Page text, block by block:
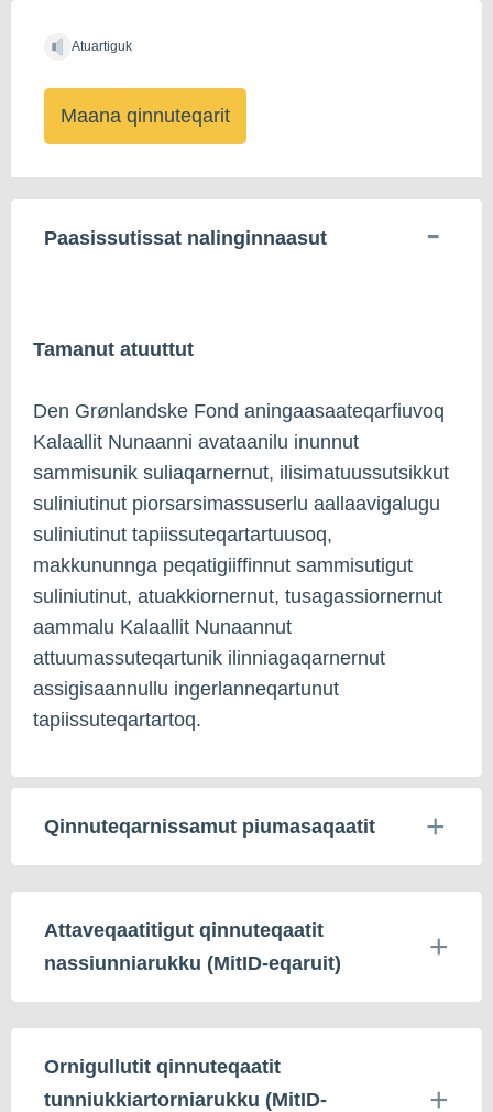
Atuartiguk
Maana qinnuteqarit
Paasissutissat nalinginnaasut
Tamanut atuuttut
Den Grønlandske Fond aningaasaateqarfiuvoq
Kalaallit Nunaanni avataanilu inunnut
sammisunik suliaqarnernut, ilisimatuussutsikkut
suliniutinut piorsarsimassuserlu aallaavigalugu
suliniutinut tapiissuteqartartuusoq,
makkununnga peqatigiiffinnut sammisutigut
suliniutinut, atuakkiornernut, tusagassiornernut
aammalu Kalaallit Nunaannut
attuumassuteqartunik ilinniagaqarnernut
assigisaannullu ingerlanneqartunut
tapiissuteqartartoq.
Qinnuteqarnissamut piumasaqaatit
Attaveqaatitigut qinnuteqaatit
nassiunniarukku (MitID-eqaruit)
Ornigullutit qinnuteqaatit
tunniukkiartorniarukku (MitID-